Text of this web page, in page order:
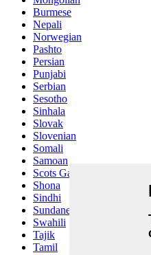
Burmese
Nepali
Norwegian
Pashto
Persian
Punjabi
Serbian
Sesotho
Sinhala
Slovak
Slovenian
Somali
Samoan
Scots Gaelic
Shona
Sindhi
Sundanese
Swahili
Tajik
Tamil